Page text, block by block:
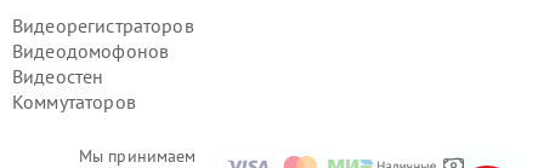
Мы принимаем
Видеорегистраторов
Видеодомофонов
Видеостен
Коммутаторов
Екатеринбург
Замена ключей управления
тепловизора Hikvision в г.
Замена ключей управления
тепловизора Hikvision в г.
тепловизора Hikvision в г.
Волгоград